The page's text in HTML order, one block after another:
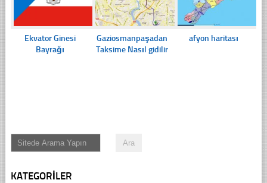
Ekvator Ginesi
Bayrağı
Gaziosmanpaşadan
Taksime Nasıl gidilir
afyon haritası
KATEGORILER